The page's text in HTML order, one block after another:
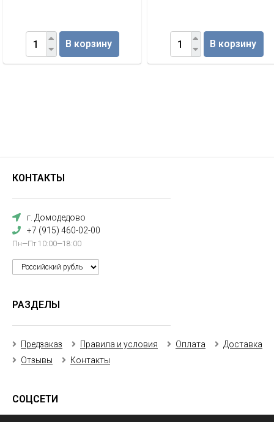
В корзину В корзину
КОНТАКТЫ
г. Домодедово
+7 (915) 460-02-00
Пн—Пт 10:00—18:00
РАЗДЕЛЫ
Предзаказ Правила и условия Оплата
Доставка
Отзывы
Контакты
СОЦСЕТИ